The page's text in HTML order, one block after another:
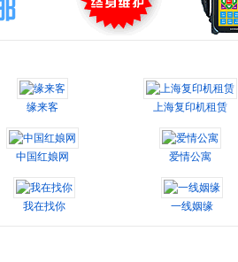
缘来客 上海复印机租赁
中国红娘网 爱情公寓
我在找你 一线姻缘